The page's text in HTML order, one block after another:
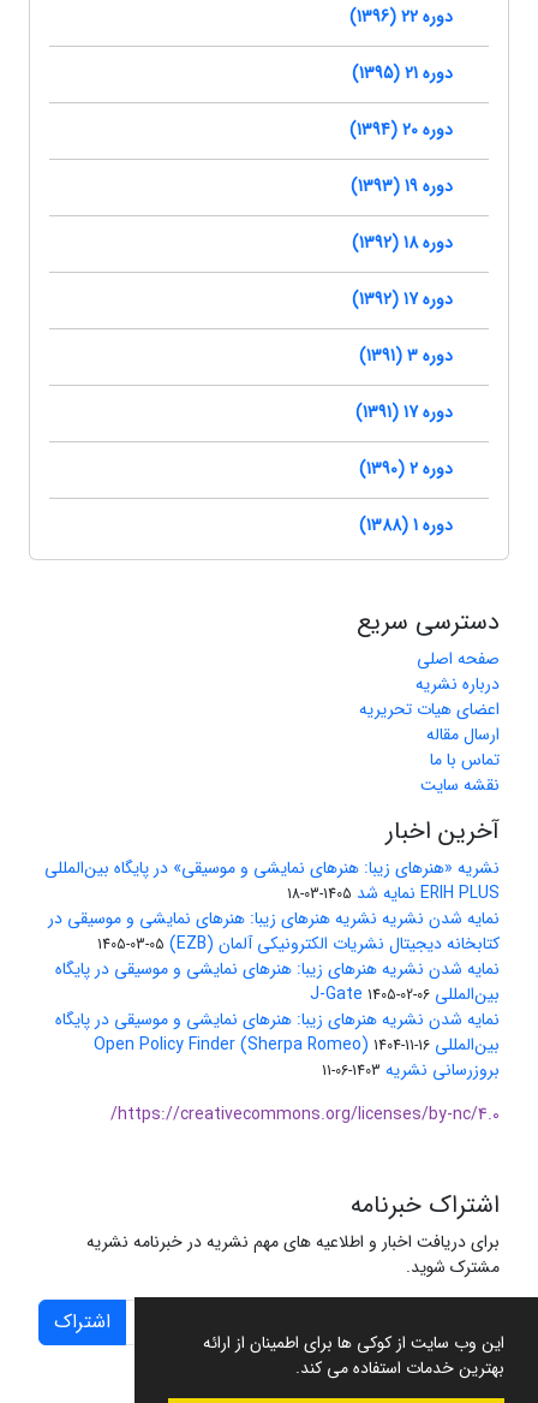
این وب سایت از کوکی ها برای اطمینان از ارائه
بهترین خدمات استفاده می کند.
دوره 22 (1396)
دوره 21 (1395)
دوره 20 (1394)
دوره 19 (1393)
دوره 18 (1392)
دوره 17 (1392)
دوره 3 (1391)
دوره 17 (1391)
دوره 2 (1390)
دوره 1 (1388)
دسترسی سریع
صفحه اصلی
درباره نشریه
اعضای هیات تحریریه
ارسال مقاله
تماس با ما
نقشه سایت
آخرین اخبار
نشریه «هنرهای زیبا: هنرهای نمایشی و موسیقی» در پایگاه بین‌المللی
ERIH PLUS نمایه شد
1405-03-18
نمایه شدن نشریه نشریه هنرهای زیبا: هنرهای نمایشی و موسیقی در
کتابخانه دیجیتال نشریات الکترونیکی آلمان (EZB)
1405-03-05
نمایه شدن نشریه هنرهای زیبا: هنرهای نمایشی و موسیقی در پایگاه
بین‌المللی J-Gate 1405-02-06
نمایه شدن نشریه هنرهای زیبا: هنرهای نمایشی و موسیقی در پایگاه
بین‌المللی Open Policy Finder (Sherpa Romeo) 1404-11-16
بروزرسانی نشریه 1403-06-11
https://creativecommons.org/licenses/by-nc/4.0/
اشتراک خبرنامه
برای دریافت اخبار و اطلاعیه های مهم نشریه در خبرنامه نشریه
مشترک شوید.
اشتراک